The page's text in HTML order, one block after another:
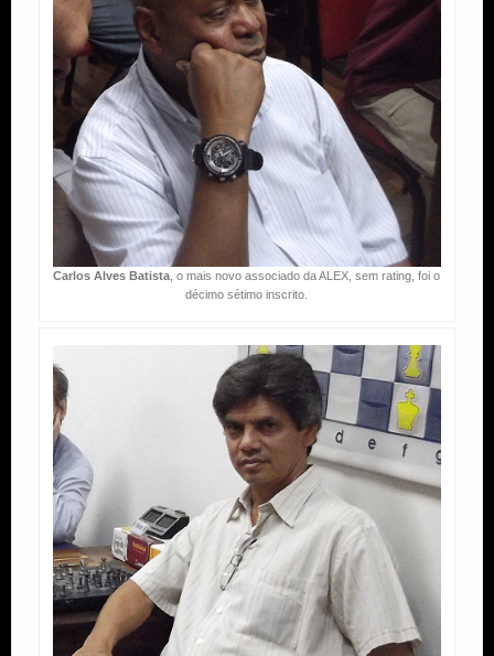
Carlos Alves Batista , o mais novo associado da ALEX, sem rating, foi o
décimo sétimo inscrito.